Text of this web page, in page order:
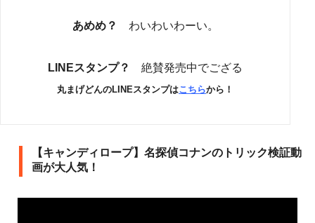
あめめ？ わいわいわーい。
LINEスタンプ？ 絶賛発売中でござる
丸まげどんのLINEスタンプはこちらから！
【キャンディロープ】名探偵コナンのトリック検証動
画が大人気！